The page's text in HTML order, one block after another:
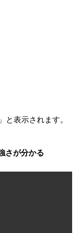
表示されます。
さが分かる